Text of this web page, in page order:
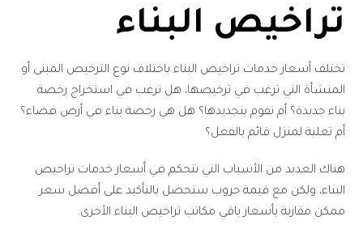
تراخيص البناء
تختلف أسعار خدمات تراخيص البناء باختلاف نوع الترخيص المبنى أو
المنشأة التي ترغب في ترخيصها، هل ترغب في استخراج رخصة
بناء جديدة؟ أم تقوم بتجديدها؟ هل هي رخصة بناء في أرض فضاء؟
أم تعلية لمنزل قائم بالفعل؟
هناك العديد من الأسباب التي تتحكم في أسعار خدمات تراخيص
البناء، ولكن مع قيمة جروب ستحصل بالتأكيد على أفضل سعر
ممكن مقارنة بأسعار باقي مكاتب تراخيص البناء الأخرى.